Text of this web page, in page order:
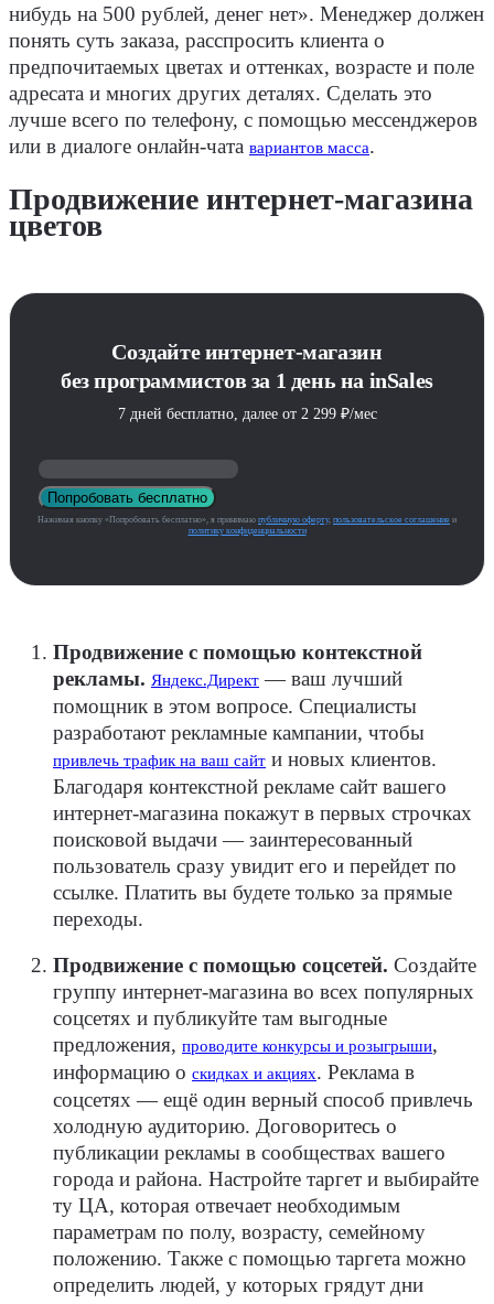
нибудь на 500 рублей, денег нет». Менеджер должен
понять суть заказа, расспросить клиента о
предпочитаемых цветах и оттенках, возрасте и поле
адресата и многих других деталях. Сделать это
лучше всего по телефону, с помощью мессенджеров
или в диалоге онлайн-чата вариантов масса.
Продвижение интернет-магазина
цветов
Создайте интернет-магазин
без программистов за 1 день на inSales
7 дней бесплатно, далее от 2 299 ₽/мес
Попробовать бесплатно
Нажимая кнопку «Попробовать бесплатно», я принимаю публичную оферту, пользовательское соглашение и
политику конфиденциальности
Продвижение с помощью контекстной
рекламы. Яндекс.Директ — ваш лучший
помощник в этом вопросе. Специалисты
разработают рекламные кампании, чтобы
привлечь трафик на ваш сайт и новых клиентов.
Благодаря контекстной рекламе сайт вашего
интернет-магазина покажут в первых строчках
поисковой выдачи — заинтересованный
пользователь сразу увидит его и перейдет по
ссылке. Платить вы будете только за прямые
переходы.
Продвижение с помощью соцсетей. Создайте
группу интернет-магазина во всех популярных
соцсетях и публикуйте там выгодные
предложения, проводите конкурсы и розыгрыши,
информацию о скидках и акциях. Реклама в
соцсетях — ещё один верный способ привлечь
холодную аудиторию. Договоритесь о
публикации рекламы в сообществах вашего
города и района. Настройте таргет и выбирайте
ту ЦА, которая отвечает необходимым
параметрам по полу, возрасту, семейному
положению. Также с помощью таргета можно
определить людей, у которых грядут дни